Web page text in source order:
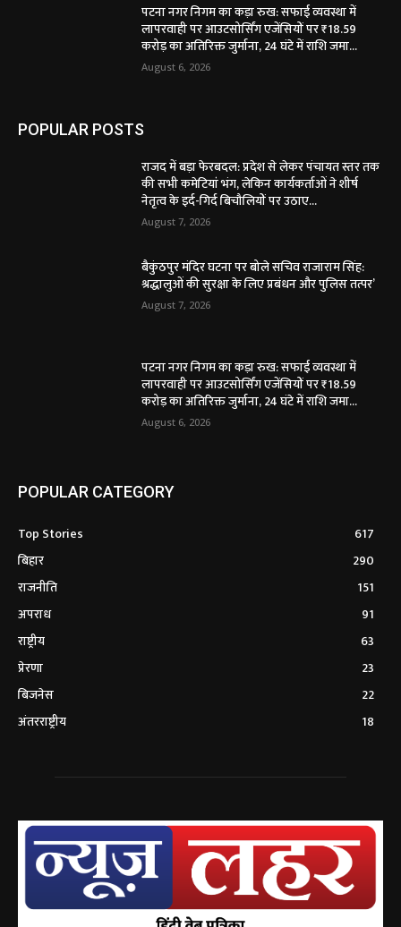
पटना नगर निगम का कड़ा रुख: सफाई व्यवस्था में
लापरवाही पर आउटसोर्सिंग एजेंसियों पर ₹18.59
करोड़ का अतिरिक्त जुर्माना, 24 घंटे में राशि जमा...
August 6, 2026
POPULAR POSTS
राजद में बड़ा फेरबदल: प्रदेश से लेकर पंचायत स्तर तक
की सभी कमेटियां भंग, लेकिन कार्यकर्ताओं ने शीर्ष
नेतृत्व के इर्द-गिर्द बिचौलियों पर उठाए...
August 7, 2026
बैकुंठपुर मंदिर घटना पर बोले सचिव राजाराम सिंह:
श्रद्धालुओं की सुरक्षा के लिए प्रबंधन और पुलिस तत्पर’
August 7, 2026
पटना नगर निगम का कड़ा रुख: सफाई व्यवस्था में
लापरवाही पर आउटसोर्सिंग एजेंसियों पर ₹18.59
करोड़ का अतिरिक्त जुर्माना, 24 घंटे में राशि जमा...
August 6, 2026
POPULAR CATEGORY
Top Stories
617
बिहार
290
राजनीति
151
अपराध
91
राष्ट्रीय
63
प्रेरणा
23
बिजनेस
22
अंतरराष्ट्रीय
18